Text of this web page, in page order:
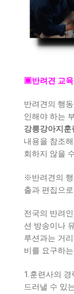
▣반려견 교육
반려견의 행
인해야 하는
강릉강아지훈
내용을 참조
회하지 않을
※반려견의 행
출과 편집으
전국의 반려
션 방송이나
루션과는 거
비를 요구하
1.훈련사의
드러낼 수 있